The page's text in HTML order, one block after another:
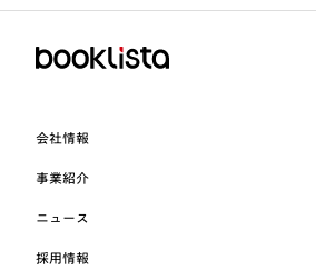
会社情報
事業紹介
ニュース
採用情報